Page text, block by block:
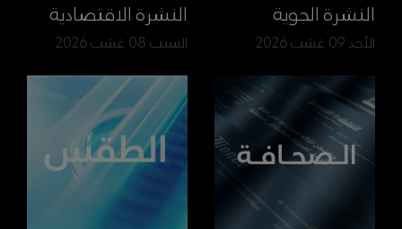
النشرة الجوية
الأحد 09 غشت 2026
النشرة الاقتصادية
السبت 08 غشت 2026